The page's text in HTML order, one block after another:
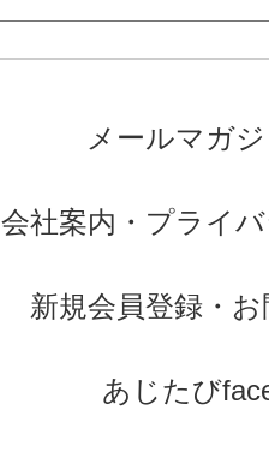
メールマガ
会社案内 ・ プライ
新規会員登録 ・
あじたび